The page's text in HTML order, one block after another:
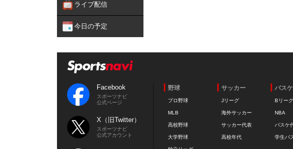
ライブ配信
今日の予定
Facebook
スポーツナビ
公式ページ
X（旧Twitter）
スポーツナビ
公式アカウント
野球
プロ野球
MLB
高校野球
大学野球
サッカー
Jリーグ
海外サッカー
サッカー代表
高校年代
バス
Bリーグ
NBA
バスケ
学生バ